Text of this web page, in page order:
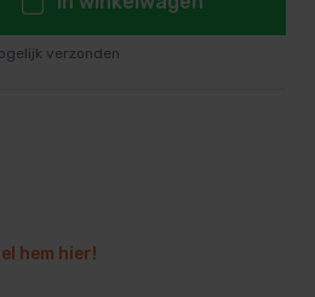
verzonden
hem hier!